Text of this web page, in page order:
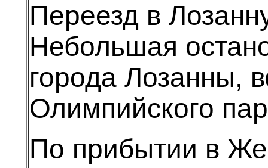
Переезд в
Небольшая
города Лозанны,
Олимпийского
По прибытии в